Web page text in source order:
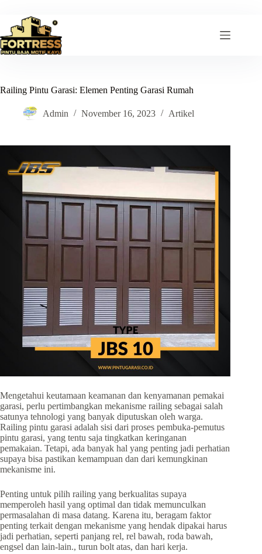
content
Railing Pintu Garasi: Elemen Penting Garasi Rumah
Admin November 16, 2023 Artikel
Mengetahui keutamaan keamanan dan kenyamanan pemakai
garasi, perlu pertimbangkan mekanisme railing sebagai salah
satunya tehnologi yang banyak diputuskan oleh warga.
Railing pintu garasi adalah sisi dari proses pembuka-pemutus
pintu garasi, yang tentu saja tingkatkan keringanan
pemakaian. Tetapi, ada banyak hal yang penting jadi perhatian
supaya bisa pastikan kemampuan dan dari kemungkinan
mekanisme ini.
Penting untuk pilih railing yang berkualitas supaya
memperoleh hasil yang optimal dan tidak memunculkan
permasalahan di masa datang. Karena itu, beragam faktor
penting terkait dengan mekanisme yang hendak dipakai harus
jadi perhatian, seperti panjang rel, rel bawah, roda bawah,
engsel dan lain-lain., turun bolt atas, dan hari kerja.